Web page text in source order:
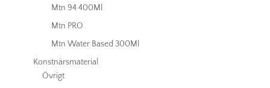
Mtn 94 400Ml
Mtn PRO
Mtn Water Based 300Ml
Konstnärsmaterial
Övrigt